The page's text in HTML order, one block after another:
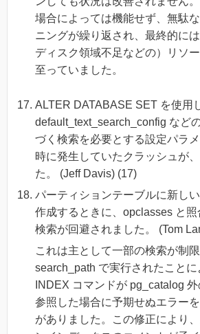
場合によっては機能せず、無駄
ニングが繰り返され、最終的には
ディスク領域不足などの）リソ
至っていました。
ALTER DATABASE SET を使用
default_text_search_config など
づく検索を必要とする設定パラ
時に発生していたクラッシュが
た。 (Jeff Davis) (17)
パーティションテーブルに新し
作成するときに、opclasses と
検索が回避されました。 (Tom
これは主として一部の検索が制
search_path で実行されたこと
INDEX コマンドが pg_catalog
参照した場合に予期せぬエラー
がありました。この修正により